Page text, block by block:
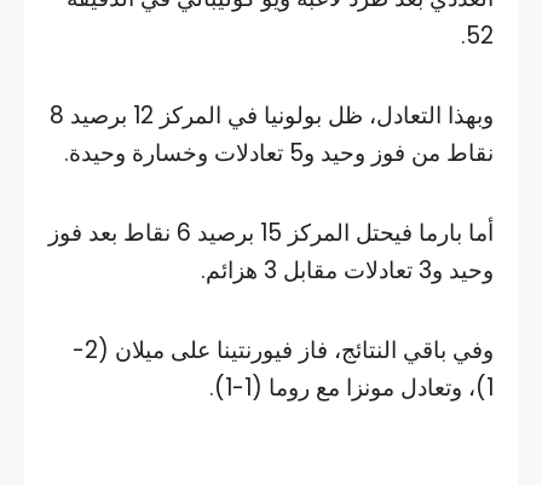
52.
وبهذا التعادل، ظل بولونيا في المركز 12 برصيد 8
نقاط من فوز وحيد و5 تعادلات وخسارة وحيدة.
أما بارما فيحتل المركز 15 برصيد 6 نقاط بعد فوز
وحيد و3 تعادلات مقابل 3 هزائم.
وفي باقي النتائج، فاز فيورنتينا على ميلان (2-
1)، وتعادل مونزا مع روما (1-1).